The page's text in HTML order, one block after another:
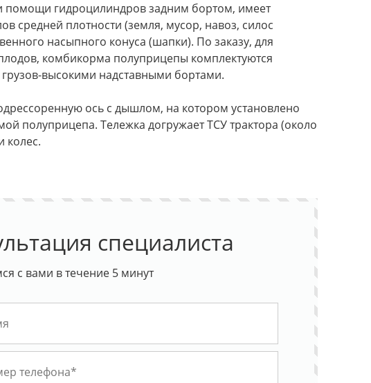
помощи гидроцилиндров задним бортом, имеет
средней плотности (земля, мусор, навоз, силос
насыпного конуса (шапки). По заказу, для
комбикорма полуприцепы комплектуются
высокими надставными бортами.
ось с дышлом, на котором установлено
полуприцепа. Тележка догружает ТСУ трактора (около
колес.
специалиста
с вами в течение 5 минут